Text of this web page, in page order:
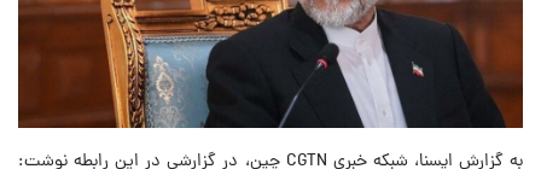
به گزارش ایسنا،‌ شبکه خبری CGTN چین، در گزارشی در این رابطه نوشت: